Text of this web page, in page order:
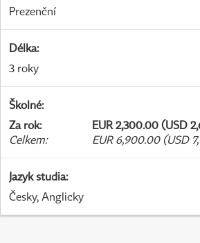
Prezenční
Délka:
3 roky
Školné:
Za rok:
EUR 2,300.00 (USD
Celkem: EUR 6,900.00 (USD
Jazyk studia:
Česky, Anglicky